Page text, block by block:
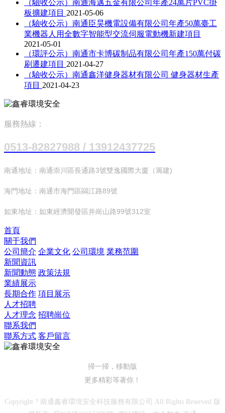
（驗收公示）南通海邁五金有限公司年產24萬片PVC掛
板擴建項目 2021-05-06
（驗收公示）南通臣昊機電設備有限公司年產50萬臺工
業機器人用全數字智能型交流伺服電動機新建項目
2021-05-01
（環評公示）南通市卡博碳制品有限公司年產150萬付碳
刷遷建項目 2021-04-27
（驗收公示）南通鑫洋健身器材有限公司 健身器材生產
項目 2021-04-23
服務熱線：
0513-82827988 / 13912437725
南通地址：南通崇川區長通路3號雙逸國際大廈（籌建)
海門地址：南通市海門區鷗江路89號
如東地址：如東經濟開發區井崗山路99號312室
首頁
關于我們
公司簡介 企業文化 公司環境 業務范圍
新聞資訊
新聞動態 政策法規
業績展示
長期合作 項目展示
人才招聘
人才理念 招聘崗位
聯系我們
聯系方式 客戶留言
掃一掃，移動版
更多精彩等著你！
Copyright ? 南通鑫睿環境安全科技服務有限公司 All Rights Reserved 版